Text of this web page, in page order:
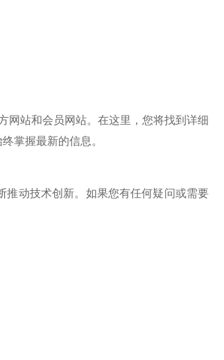
站和会员网站。在这里，您将找到详细
掌握最新的信息。
动技术创新。如果您有任何疑问或需要